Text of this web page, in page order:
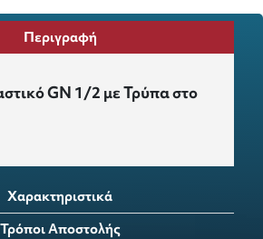
Περιγραφή
GN 1/2 με Τρύπα στο
Χαρακτηριστικά
Τρόποι Αποστολής